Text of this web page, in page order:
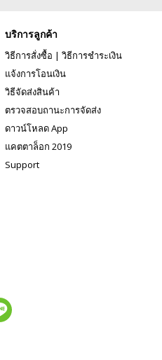
บริการลูกค้า
วิธีการสั่งซื้อ | วิธีการชำระเงิน
แจ้งการโอนเงิน
วิธีจัดส่งสินค้า
ตรวจสอบถานะการจัดส่ง
ดาวน์โหลด App
แคตตาล็อก 2019
Support